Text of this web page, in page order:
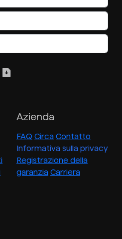
Azienda
FAQ Circa Contatto
Informativa sulla privacy
Registrazione della
garanzia Carriera